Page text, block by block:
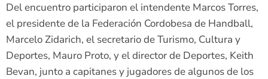
Del encuentro participaron el intendente Marcos Torres,
el presidente de la Federación Cordobesa de Handball,
Marcelo Zidarich, el secretario de Turismo, Cultura y
Deportes, Mauro Proto, y el director de Deportes, Keith
Bevan, junto a capitanes y jugadores de algunos de los